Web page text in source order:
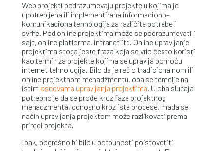
Web projekti podrazumevaju projekte u kojima je
upotrebljena ili implementirana informaciono-
komunikaciona tehnologija za različite potrebe i
svrhe. Pod online projektima može se podrazumevati i
sajt, online platforma, intranet itd. Online upravljanje
projektima stoga jeste fraza koja se vrlo često koristi
kao termin za projekte kojima se upravlja pomoću
internet tehnologija. Bilo da je reč o tradicionalnom ili
online projektnom menadžmentu, oba se temelje na
istim osnovama upravljanja projektima. U oba slučaja
potrebno je da se prođe kroz faze projektnog
menadžmenta, odnosno kroz iste procese, mada se
način upravljanja projektom može razlikovati prema
prirodi projekta.
Ipak, pogrešno bi bilo u potpunosti poistovetiti